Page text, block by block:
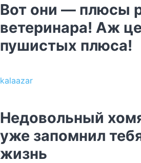
Вот они — плюсы
ветеринара! Аж
пушистых плюса!
kalaazar
Недовольный
уже запомнил
жизнь